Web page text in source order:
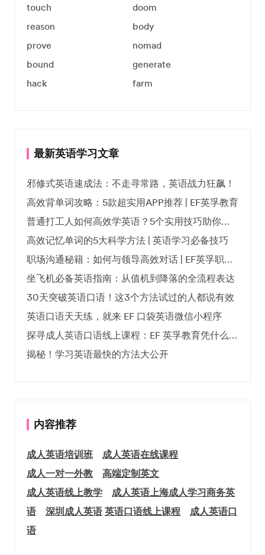
touch
doom
reason
body
prove
nomad
bound
generate
hack
farm
最新英语学习文章
邪修式英语速成法：不走寻常路，英语战力狂飙！
高效背单词攻略：5款超实用APP推荐 | EF英孚教育
普通打工人如何高效学英语？5个实用技巧助你突破职场瓶颈
高效记忆单词的5大科学方法 | 英语学习必备技巧
职场沟通秘籍：如何与领导高效对话 | EF英孚职场指南
坐飞机必备英语指南：从值机到降落的全流程表达
30天突破英语口语！这3个方法试过的人都说有效
英语口语天天练，就来 EF 口袋英语微信小程序
探寻成人英语口语线上课程：EF 英孚教育凭什么领航
揭秘！学习英语最快的方法大公开
内容推荐
成人英语培训班
成人英语在线课程
成人一对一外教
高端定制英文
成人英语线上教学
成人英语上海成人学习商务英
语
深圳成人英语英语口语线上课程
成人英语口
语